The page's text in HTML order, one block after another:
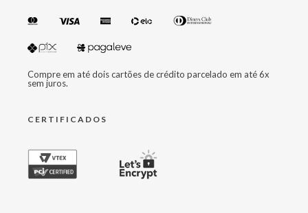
Compre em até dois cartões de crédito parcelado em até 6x
sem juros.
CERTIFICADOS